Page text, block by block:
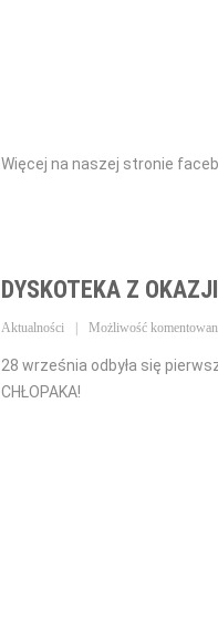
Więcej na naszej stronie
DYSKOTEKA Z
Aktualności Możliwość
28 września odbyła się
CHŁOPAKA!